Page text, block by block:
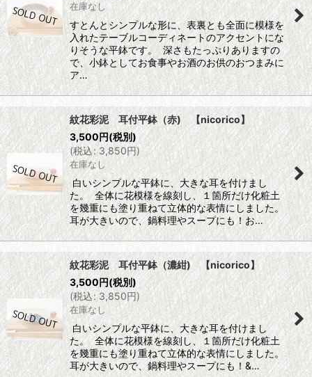
在庫なし
すとんとシンプルな形に、表裏とも全面に模様を
入れたテーブルコーディネートのアクセントにな
りそうな平鉢です。 深さもたっぷりありますの
で、小鉢としてお食事やお酒のお供のおつまみに
ア…
紋花彩泥 耳付平鉢（赤) 【nicorico】
3,500円(税別)
(税込: 3,850円)
在庫なし
白いシンプルな平鉢に、大きな耳を付けまし
た。 全体に花模様を線刻し、１箇所だけ化粧土
を幾重にも塗り重ねて立体的な表情にしました。
耳が大きいので、鍋料理やスープにも！お…
紋花彩泥 耳付平鉢（濃紺) 【nicorico】
3,500円(税別)
(税込: 3,850円)
在庫なし
白いシンプルな平鉢に、大きな耳を付けまし
た。 全体に花模様を線刻し、１箇所だけ化粧土
を幾重にも塗り重ねて立体的な表情にしました。
耳が大きいので、鍋料理やスープにも！&…